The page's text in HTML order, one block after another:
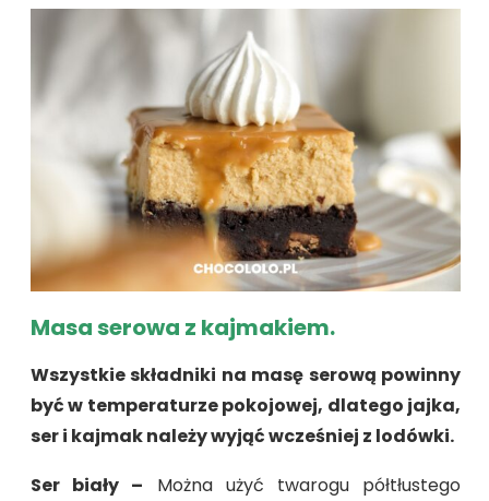
Masa serowa z kajmakiem.
Wszystkie składniki na masę serową powinny
być w temperaturze pokojowej, dlatego jajka,
ser i kajmak należy wyjąć wcześniej z lodówki.
Ser biały – Można użyć twarogu półtłustego